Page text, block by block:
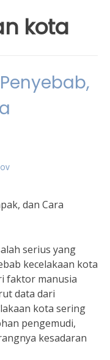
kota
dan Cara
serius yang
kecelakaan kota
faktor manusia
data dari
kota sering
pengemudi,
kesadaran